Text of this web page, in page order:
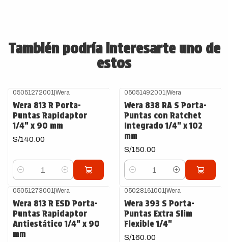
También podría interesarte uno de
estos
05051272001 |Wera
Wera 813 R Porta-
Puntas Rapidaptor
1/4" x 90 mm
S/140.00
Cantidad
05051492001 |Wera
Wera 838 RA S Porta-
Puntas con Ratchet
Integrado 1/4" x 102
mm
S/150.00
Cantidad
05051273001 |Wera
Wera 813 R ESD Porta-
Puntas Rapidaptor
Antiestático 1/4" x 90
mm
05028161001 |Wera
Wera 393 S Porta-
Puntas Extra Slim
Flexible 1/4"
S/160.00